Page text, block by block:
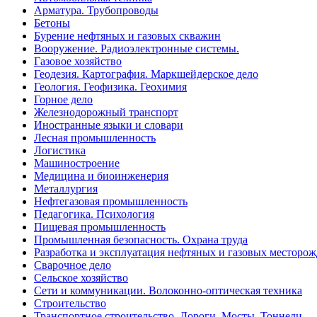
Арматура. Трубопроводы
Бетоны
Бурение нефтяных и газовых скважин
Вооружение. Радиоэлектронные системы.
Газовое хозяйство
Геодезия. Картография. Маркшейдерское дело
Геология. Геофизика. Геохимия
Горное дело
Железнодорожный транспорт
Иностранные языки и словари
Лесная промышленность
Логистика
Машиностроение
Медицина и биоинженерия
Металлургия
Нефтегазовая промышленность
Педагогика. Психология
Пищевая промышленность
Промышленная безопасность. Охрана труда
Разработка и эксплуатация нефтяных и газовых
Сварочное дело
Сельское хозяйство
Сети и коммуникации. Волоконно-оптическая техника
Строительство